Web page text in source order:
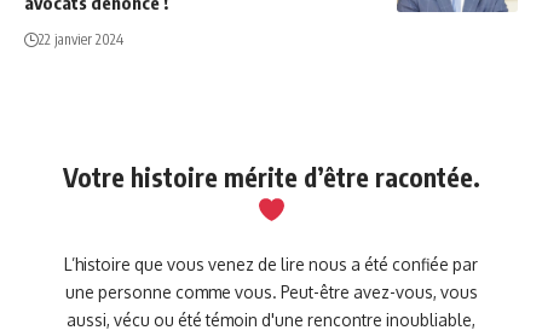
22 janvier 2024
Votre histoire mérite d’être racontée.
L’histoire que vous venez de lire nous a été confiée par
une personne comme vous. Peut-être avez-vous, vous
aussi, vécu ou été témoin d'une rencontre inoubliable,